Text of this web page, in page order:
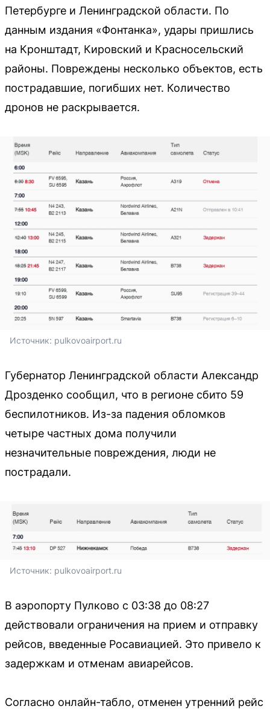
Петербурге и Ленинградской области. По
данным издания «Фонтанка», удары пришлись
на Кронштадт, Кировский и Красносельский
районы. Повреждены несколько объектов, есть
пострадавшие, погибших нет. Количество
дронов не раскрывается.
Источник: pulkovoairport.ru
Губернатор Ленинградской области Александр
Дрозденко сообщил, что в регионе сбито 59
беспилотников. Из-за падения обломков
четыре частных дома получили
незначительные повреждения, люди не
пострадали.
Источник: pulkovoairport.ru
В аэропорту Пулково с 03:38 до 08:27
действовали ограничения на прием и отправку
рейсов, введенные Росавиацией. Это привело к
задержкам и отменам авиарейсов.
Согласно онлайн-табло, отменен утренний рейс